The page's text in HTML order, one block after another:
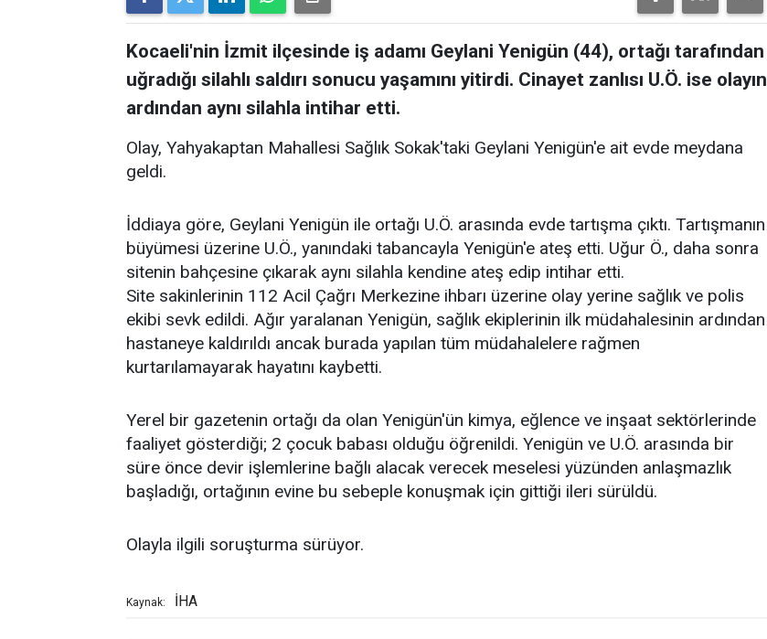
Kocaeli'nin İzmit ilçesinde iş adamı Geylani Yenigün (44), ortağı tarafından
uğradığı silahlı saldırı sonucu yaşamını yitirdi. Cinayet zanlısı U.Ö. ise olayın
ardından aynı silahla intihar etti.
Olay, Yahyakaptan Mahallesi Sağlık Sokak'taki Geylani Yenigün'e ait evde meydana
geldi.
İddiaya göre, Geylani Yenigün ile ortağı U.Ö. arasında evde tartışma çıktı. Tartışmanın
büyümesi üzerine U.Ö., yanındaki tabancayla Yenigün'e ateş etti. Uğur Ö., daha sonra
sitenin bahçesine çıkarak aynı silahla kendine ateş edip intihar etti.
Site sakinlerinin 112 Acil Çağrı Merkezine ihbarı üzerine olay yerine sağlık ve polis
ekibi sevk edildi. Ağır yaralanan Yenigün, sağlık ekiplerinin ilk müdahalesinin ardından
hastaneye kaldırıldı ancak burada yapılan tüm müdahalelere rağmen
kurtarılamayarak hayatını kaybetti.
Yerel bir gazetenin ortağı da olan Yenigün'ün kimya, eğlence ve inşaat sektörlerinde
faaliyet gösterdiği; 2 çocuk babası olduğu öğrenildi. Yenigün ve U.Ö. arasında bir
süre önce devir işlemlerine bağlı alacak verecek meselesi yüzünden anlaşmazlık
başladığı, ortağının evine bu sebeple konuşmak için gittiği ileri sürüldü.
Olayla ilgili soruşturma sürüyor.
Kaynak: İHA